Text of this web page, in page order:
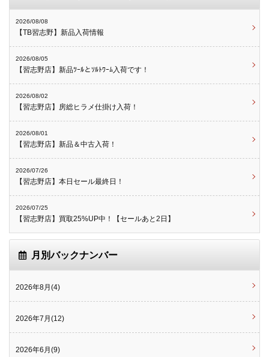
2026/08/08
【TB習志野】新品入荷情報
2026/08/05
【習志野店】新品ﾂｰﾙとｿﾙﾄﾜｰﾑ入荷です！
2026/08/02
【習志野店】房総ヒラメ仕掛け入荷！
2026/08/01
【習志野店】新品＆中古入荷！
2026/07/26
【習志野店】本日セール最終日！
2026/07/25
【習志野店】買取25%UP中！【セールあと2日】
月別バックナンバー
2026年8月(4)
2026年7月(12)
2026年6月(9)